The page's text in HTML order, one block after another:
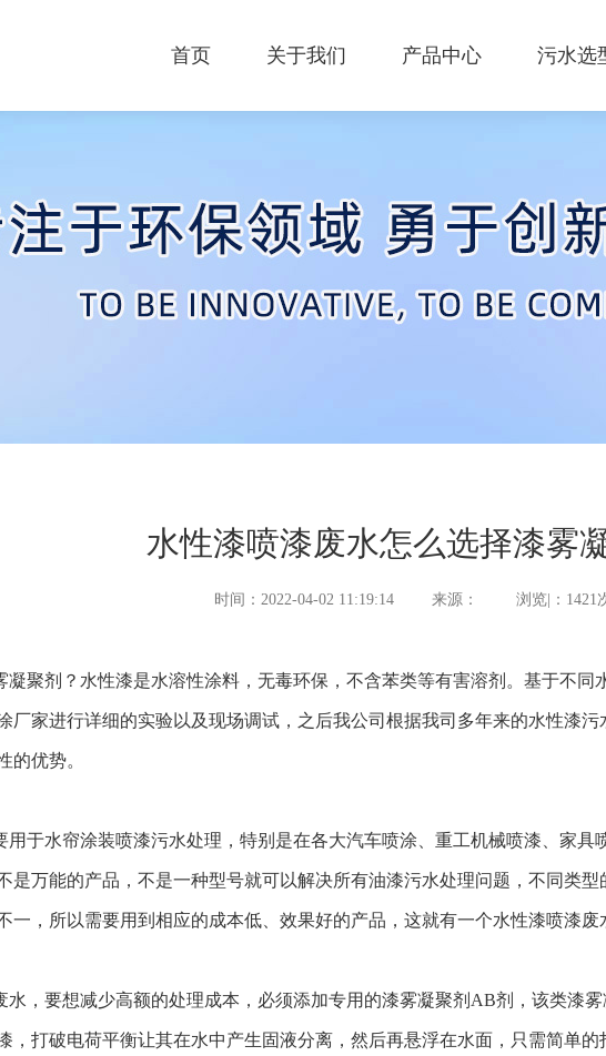
首页 关于我们 产品中心 污水选
水性漆喷漆废水怎么选择漆雾
时间：2022-04-02 11:19:14 来源： 浏览|：1421
剂？水性漆是水溶性涂料，无毒环保，不含苯类等有害溶剂。基于不同
厂家进行详细的实验以及现场调试，之后我公司根据我司多年来的水性漆
的优势。
于水帘涂装喷漆污水处理，特别是在各大汽车喷涂、重工机械喷漆、家具
是万能的产品，不是一种型号就可以解决所有油漆污水处理问题，不同类
一，所以需要用到相应的成本低、效果好的产品，这就有一个水性漆喷漆废
，要想减少高额的处理成本，必须添加专用的漆雾凝聚剂AB剂，该类漆
，打破电荷平衡让其在水中产生固液分离，然后再悬浮在水面，只需简单的